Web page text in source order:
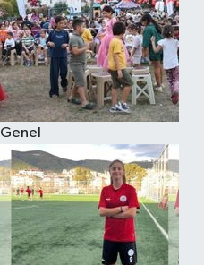
Genel
Süper Lig Puan
Tüm Manşetler
Son Dakika Haberleri
Haber Arşivi